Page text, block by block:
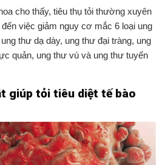
cho thấy, tiêu thụ tỏi thường xuyên
việc giảm nguy cơ mắc 6 loại ung
thư dạ dày, ung thư đại tràng, ung
quản, ung thư vú và ung thư tuyến
giúp tỏi tiêu diệt tế bào